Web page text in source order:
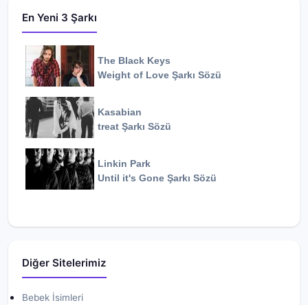
En Yeni 3 Şarkı
The Black Keys
Weight of Love Şarkı Sözü
Kasabian
treat Şarkı Sözü
Linkin Park
Until it's Gone Şarkı Sözü
Diğer Sitelerimiz
Bebek İsimleri